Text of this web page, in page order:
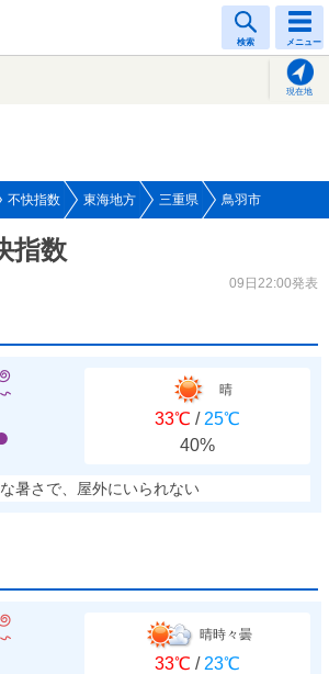
検索 メニュー
現在地
不快指数 東海地方 三重県 鳥羽市
指数
09日22:00発表
晴
33℃ / 25℃
40%
暑さで、屋外にいられない
晴時々曇
33℃ / 23℃